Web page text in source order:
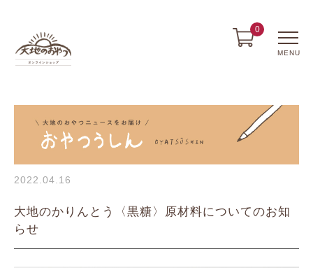
0
MENU
2022.04.16
大地のかりんとう〈黒糖〉原材料についてのお知
らせ